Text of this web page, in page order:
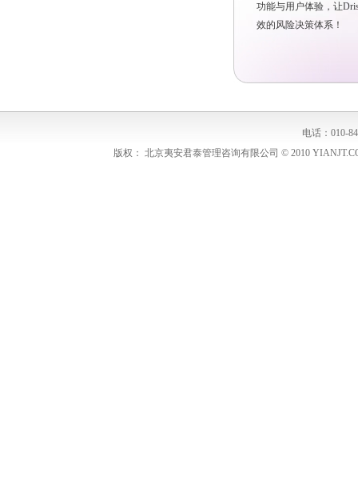
功能与用户体验，让
效的风险决策体系！
电话：010-
版权： 北京夷安君泰管理咨询有限公司 © 2010